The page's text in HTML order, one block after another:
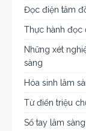
Đọc điện tâm
Thực hành đọc
Những xét
sàng
Hóa sinh lâm
Từ điển triệu
Sổ tay lâm